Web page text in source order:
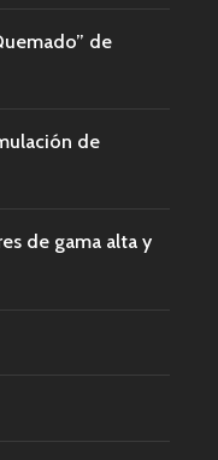
de
de
de gama alta y